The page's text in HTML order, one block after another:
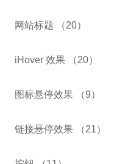
网站标题 （20）
iHover 效果 （20）
图标悬停效果 （9）
链接悬停效果 （21）